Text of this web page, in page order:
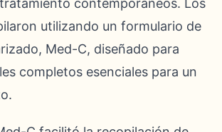
contemporáneos. Los
utilizando un formulario de
Med-C, diseñado para
completos esenciales para un